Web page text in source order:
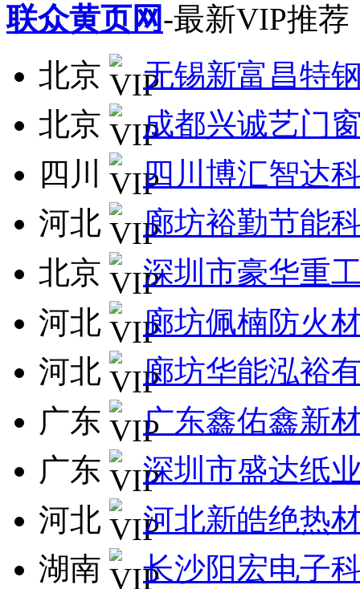
联众黄页网-最新VIP推荐
北京
无锡新富昌特
北京
成都兴诚艺门
四川
四川博汇智达
河北
廊坊裕勤节能
北京
深圳市豪华重
河北
廊坊佩楠防火
河北
廊坊华能泓裕
广东
广东鑫佑鑫新
广东
深圳市盛达纸
河北
河北新皓绝热
湖南
长沙阳宏电子